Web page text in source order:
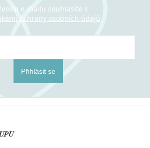
e-mailu souhlasíte s
ochrany osobních údajů
Přihlásit se